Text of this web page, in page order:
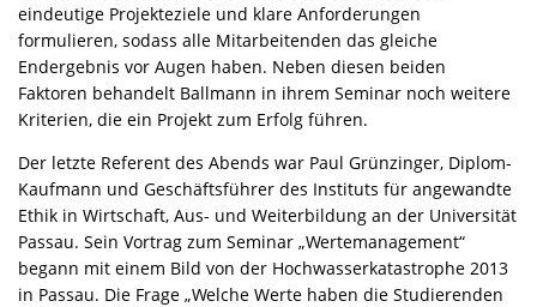
eindeutige Projekteziele und klare Anforderungen
formulieren, sodass alle Mitarbeitenden das gleiche
Endergebnis vor Augen haben. Neben diesen beiden
Faktoren behandelt Ballmann in ihrem Seminar noch weitere
Kriterien, die ein Projekt zum Erfolg führen.
Der letzte Referent des Abends war Paul Grünzinger, Diplom-
Kaufmann und Geschäftsführer des Instituts für angewandte
Ethik in Wirtschaft, Aus- und Weiterbildung an der Universität
Passau. Sein Vortrag zum Seminar „Wertemanagement“
begann mit einem Bild von der Hochwasserkatastrophe 2013
in Passau. Die Frage „Welche Werte haben die Studierenden